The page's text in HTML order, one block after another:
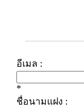
อีเมล :
*
ชื่อนามแฝง :